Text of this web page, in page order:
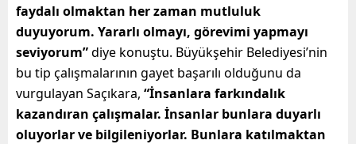
faydalı olmaktan her zaman mutluluk
duyuyorum. Yararlı olmayı, görevimi yapmayı
seviyorum”diye konuştu. Büyükşehir Belediyesi’nin
bu tip çalışmalarının gayet başarılı olduğunu da
vurgulayan Saçıkara, “İnsanlara farkındalık
kazandıran çalışmalar. İnsanlar bunlara duyarlı
oluyorlar ve bilgileniyorlar. Bunlara katılmaktan